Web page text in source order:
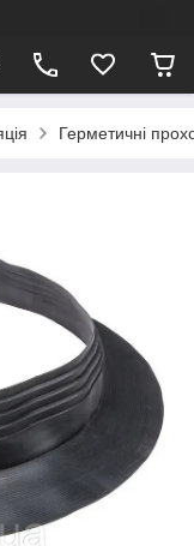
Герметичні